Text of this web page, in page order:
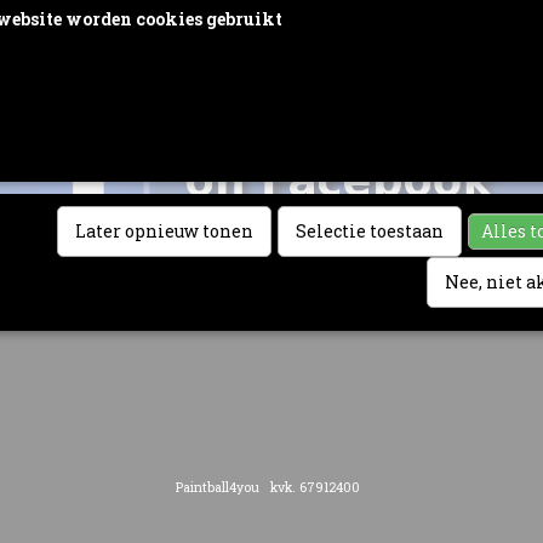
Paintball4you kvk. 67912400
worden cookies gebruikt
Later opnieuw tonen Selectie toestaan Alles
Nee, niet